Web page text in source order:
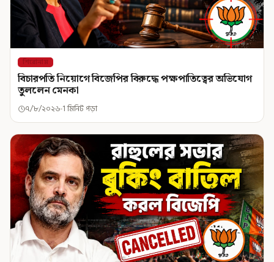
শিরোনাম
বিচারপতি নিয়োগে বিজেপির বিরুদ্ধে পক্ষপাতিত্বের অভিযোগ
তুললেন মেনকা
৭/৮/২০২৬ 1 মিনিট পড়া